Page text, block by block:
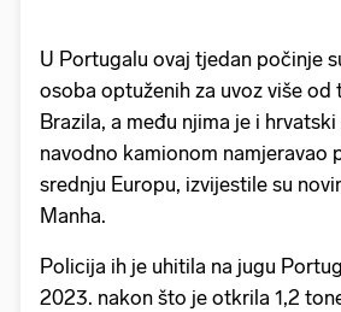
U Portugalu ovaj tjedan počinje
osoba optuženih za uvoz više od
Brazila, a među njima je i
navodno kamionom namjeravao
srednju Europu, izvijestile su
Manha.
Policija ih je uhitila na jugu
2023. nakon što je otkrila 1,2